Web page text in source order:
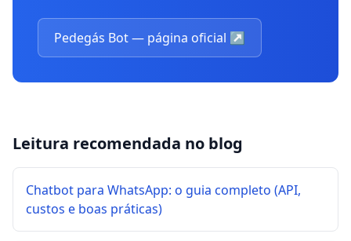
Pedegás Bot — página oficial ↗
Leitura recomendada no blog
Chatbot para WhatsApp: o guia completo (API,
custos e boas práticas)